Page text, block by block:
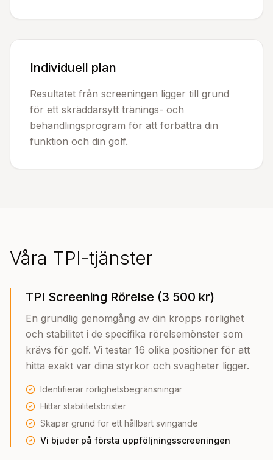
Individuell plan
Resultatet från screeningen ligger till grund
för ett skräddarsytt tränings- och
behandlingsprogram för att förbättra din
funktion och din golf.
Våra TPI-tjänster
TPI Screening Rörelse (3 500 kr)
En grundlig genomgång av din kropps rörlighet
och stabilitet i de specifika rörelsemönster som
krävs för golf. Vi testar 16 olika positioner för att
hitta exakt var dina styrkor och svagheter ligger.
Identifierar rörlighetsbegränsningar
Hittar stabilitetsbrister
Skapar grund för ett hållbart svingande
Vi bjuder på första uppföljningsscreeningen